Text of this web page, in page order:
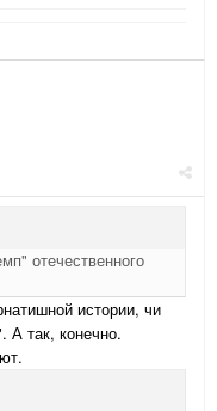
отечественного
истории, чи
так, конечно.